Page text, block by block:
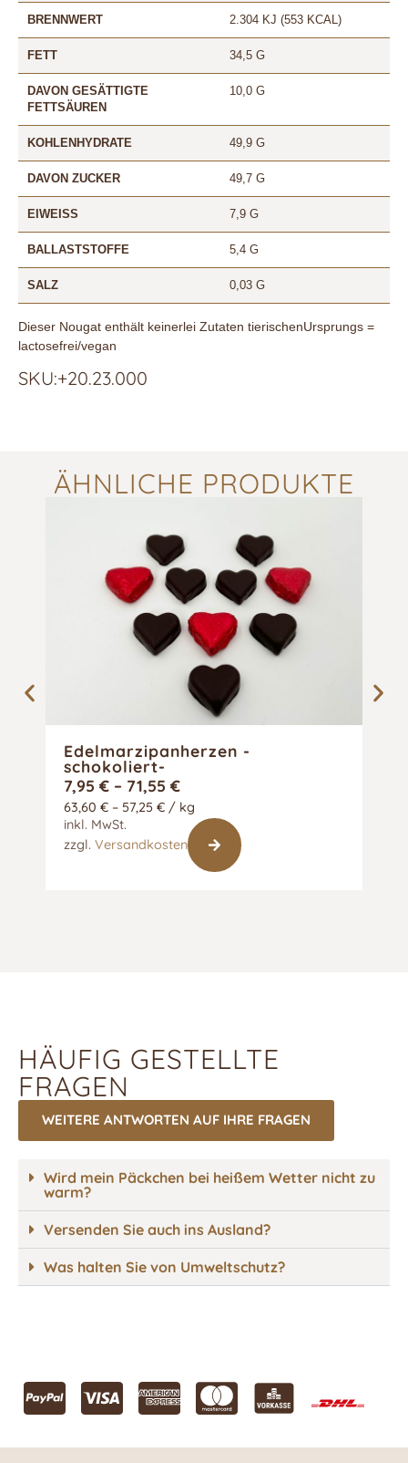
BRENNWERT 2.304 KJ (553 KCAL)
FETT 34,5 G
DAVON GESÄTTIGTE
FETTSÄUREN
10,0 G
KOHLENHYDRATE 49,9 G
DAVON ZUCKER 49,7 G
EIWEISS 7,9 G
BALLASTSTOFFE 5,4 G
SALZ 0,03 G
Dieser Nougat enthält keinerlei Zutaten tierischenUrsprungs =
lactosefrei/vegan
SKU:+20.23.000
ÄHNLICHE PRODUKTE
Edelmarzipanherzen -
schokoliert-
7,95 € – 71,55 €
63,60 € – 57,25 € / kg
inkl. MwSt.
zzgl. Versandkosten
HÄUFIG GESTELLTE
FRAGEN
WEITERE ANTWORTEN AUF IHRE FRAGEN
Wird mein Päckchen bei heißem Wetter nicht zu
warm?
Versenden Sie auch ins Ausland?
Was halten Sie von Umweltschutz?